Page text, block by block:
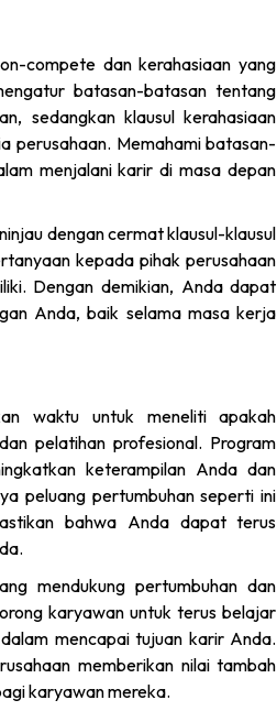
compete dan kerahasiaan yang
batasan-batasan tentang
sedangkan klausul kerahasiaan
perusahaan. Memahami batasan-
menjalani karir di masa depan
dengan cermat klausul-klausul
kepada pihak perusahaan
Dengan demikian, Anda dapat
Anda, baik selama masa kerja
waktu untuk meneliti apakah
pelatihan profesional. Program
keterampilan Anda dan
peluang pertumbuhan seperti ini
bahwa Anda dapat terus
mendukung pertumbuhan dan
karyawan untuk terus belajar
mencapai tujuan karir Anda.
memberikan nilai tambah
karyawan mereka.